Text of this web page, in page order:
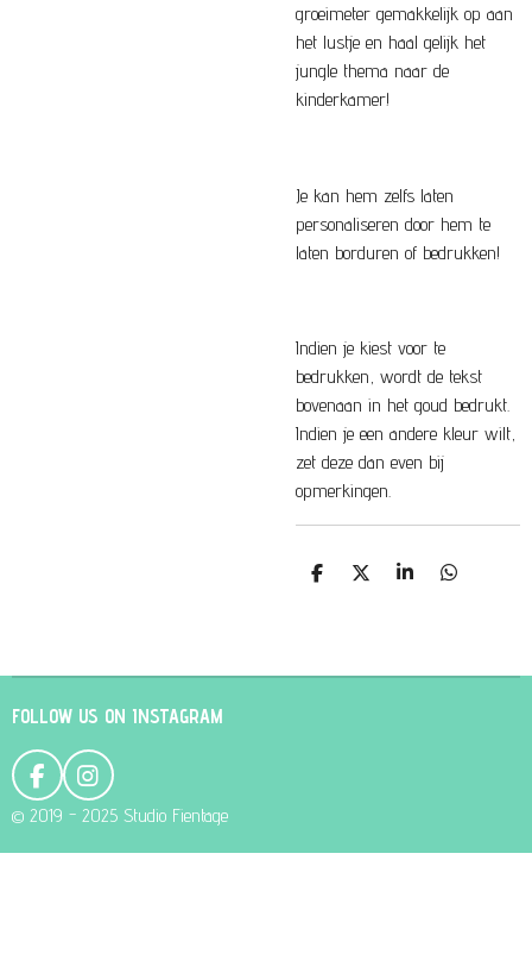
groeimeter gemakkelijk op aan
het lustje en haal gelijk het
jungle thema naar de
kinderkamer!
Je kan hem zelfs laten
personaliseren door hem te
laten borduren of bedrukken!
Indien je kiest voor te
bedrukken, wordt de tekst
bovenaan in het goud bedrukt.
Indien je een andere kleur wilt,
zet deze dan even bij
opmerkingen.
D
D
S
D
FOLLOW US ON INSTAGRAM
F
a
c
e
I
n
s
t
© 2019 - 2025 Studio Fientage